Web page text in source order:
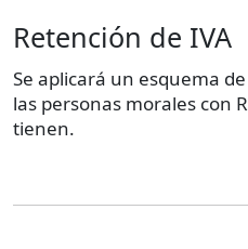
Retención de IVA
Se aplicará un esquema
las personas morales con
tienen.